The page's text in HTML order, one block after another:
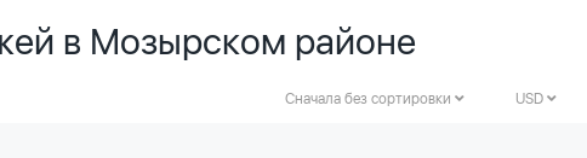
в Мозырском районе
Сначала без сортировки USD